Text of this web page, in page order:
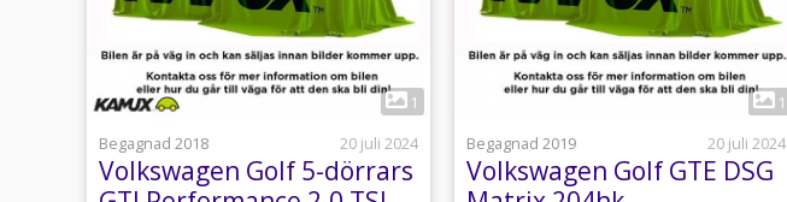
1
Begagnad 2018
20 juli 2024
Volkswagen Golf 5-dörrars
1
Begagnad 2019
20 juli 2024
Volkswagen Golf GTE DSG